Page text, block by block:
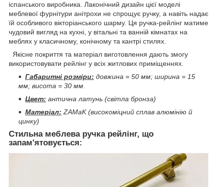
іспанського виробника. Лаконічний дизайн цієї моделі
меблевої фурнітури анітрохи не спрощує ручку, а навіть надає
їй особливого вікторіанського шарму. Ця ручка-рейлінг матиме
чудовий вигляд на кухні, у вітальні та ванній кімнатах на
меблях у класичному, конічному та кантрі стилях.
Якісне покриття та матеріал виготовлення дають змогу
використовувати рейлінг у всіх житлових приміщеннях.
Габаритні розміри: довжина = 50 мм; ширина = 15
мм; висота = 30 мм.
Цвет: антична латунь (світла бронза)
Матеріал: ZAMaK (високоміцний сплав алюмінію й
цинку)
Стильна меблева ручка рейлінг, що
запам'ятовується: